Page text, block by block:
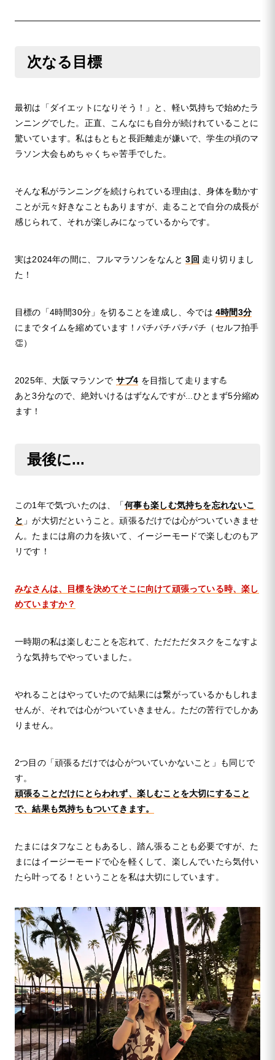
次なる目標
最初は「ダイエットになりそう！」と、軽い気持ちで始めたラ
ンニングでした。正直、こんなにも自分が続けれていることに
驚いています。私はもともと長距離走が嫌いで、学生の頃のマ
ラソン大会もめちゃくちゃ苦手でした。
そんな私がランニングを続けられている理由は、身体を動かす
ことが元々好きなこともありますが、走ることで自分の成長が
感じられて、それが楽しみになっているからです。
実は2024年の間に、フルマラソンをなんと3回 走り切りまし
た！
目標の「4時間30分」を切ることを達成し、今では 4時間3分
にまでタイムを縮めています！パチパチパチパチ（セルフ拍手
👏）
2025年、大阪マラソンで サブ4 を目指して走ります💪
あと3分なので、絶対いけるはずなんですが...ひとまず5分縮め
ます！
最後に...
この1年で気づいたのは、「何事も楽しむ気持ちを忘れないこ
と 」が大切だということ。頑張るだけでは心がついていきませ
ん。たまには肩の力を抜いて、イージーモードで楽しむのもア
リです！
みなさんは、目標を決めてそこに向けて頑張っている時、楽し
めていますか？
一時期の私は楽しむことを忘れて、ただただタスクをこなすよ
うな気持ちでやっていました。
やれることはやっていたので結果には繋がっているかもしれま
せんが、それでは心がついていきません。ただの苦行でしかあ
りません。
2つ目の「頑張るだけでは心がついていかないこと」も同じで
す。
頑張ることだけにとらわれず、楽しむことを大切にすること
で、結果も気持ちもついてきます。
たまにはタフなこともあるし、踏ん張ることも必要ですが、た
まにはイージーモードで心を軽くして、楽しんでいたら気付い
たら叶ってる！ということを私は大切にしています。